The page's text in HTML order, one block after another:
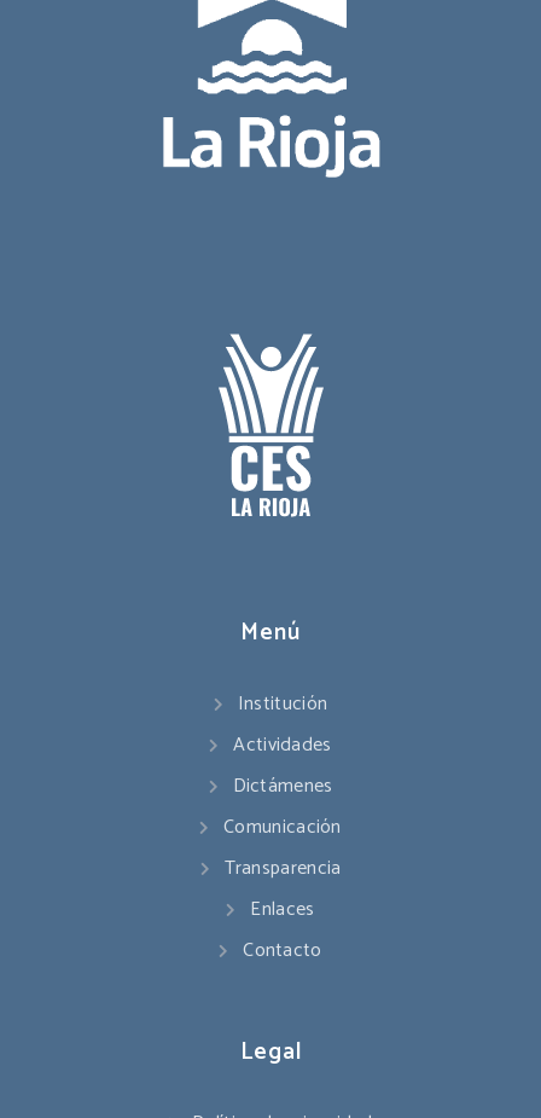
Menú
Institución
Actividades
Dictámenes
Comunicación
Transparencia
Enlaces
Contacto
Legal